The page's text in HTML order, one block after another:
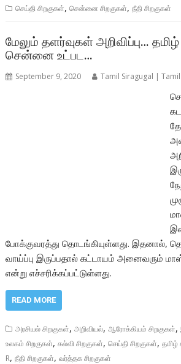
செய்தி சிறகுகள்,சென்னை சிறகுகள்,நீதி சிறகுகள்
மேலும் தளர்வுகள் அறிவிப்பு… தமிழ்
சென்னை உட்பட…
September 9, 2020 Tamil Siragugal |
போக்குவரத்து தொடங்கியுள்ளது. இதனால்,
வாய்ப்பு இருப்பதால் கட்டாயம் அனைவரும்
என்று எச்சரிக்கப்பட்டுள்ளது.
READ MORE
அரசியல் சிறகுகள்,அறிவியல்,ஆரோக்கியம் சிறகுகள்,
உலகம் சிறகுகள்,கல்வி சிறகுகள்,செய்தி சிறகுகள்,தமிழ்
R,நீதி சிறகுகள்,வர்த்தக சிறகுகள்